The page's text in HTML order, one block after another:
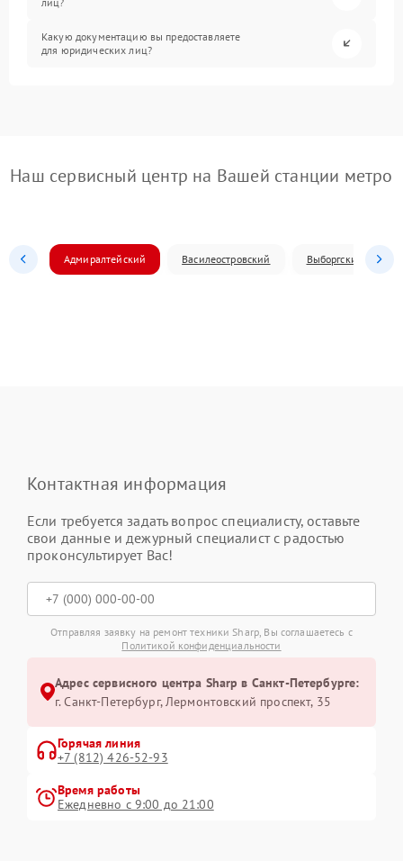
Какую документацию вы предоставляете
для юридических лиц?
Наш сервисный центр на Вашей станции метро
Адмиралтейский Василеостровский Выборгский
Контактная информация
Если требуется задать вопрос специалисту, оставьте
свои данные и дежурный специалист с радостью
проконсультирует Вас!
Отправляя заявку на ремонт техники Sharp, Вы соглашаетесь с
Политикой конфиденциальности
Адрес сервисного центра Sharp в Санкт-Петербурге:
г. Санкт-Петербург, Лермонтовский проспект, 35
Горячая линия
+7 (812) 426-52-93
Время работы
Ежедневно с 9:00 до 21:00